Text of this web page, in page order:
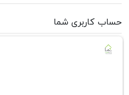
حساب کاربری شما